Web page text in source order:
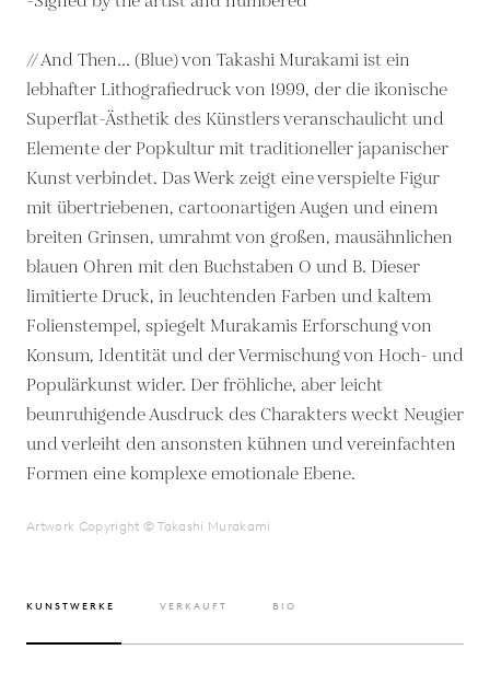
// And Then... (Blue) von Takashi Murakami ist ein
lebhafter Lithografiedruck von 1999, der die ikonische
Superflat-Ästhetik des Künstlers veranschaulicht und
Elemente der Popkultur mit traditioneller japanischer
Kunst verbindet. Das Werk zeigt eine verspielte Figur
mit übertriebenen, cartoonartigen Augen und einem
breiten Grinsen, umrahmt von großen, mausähnlichen
blauen Ohren mit den Buchstaben O und B. Dieser
limitierte Druck, in leuchtenden Farben und kaltem
Folienstempel, spiegelt Murakamis Erforschung von
Konsum, Identität und der Vermischung von Hoch- und
Populärkunst wider. Der fröhliche, aber leicht
beunruhigende Ausdruck des Charakters weckt Neugier
und verleiht den ansonsten kühnen und vereinfachten
Formen eine komplexe emotionale Ebene.
Artwork Copyright © Takashi Murakami
KUNSTWERKE VERKAUFT BIO